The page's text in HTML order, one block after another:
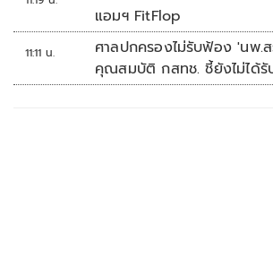
แอมฯ FitFlop
11:11 น.
ศาลปกครองไม่รับฟ้อง 'นพ.
คุณสมบัติ กสทช. ชี้ยังไม่ได้รั
เสียหาย